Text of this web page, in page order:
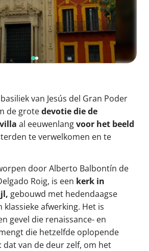
van Jesús del Gran Poder
de grotedevotie die de
al eeuwenlangvoor het beeld
te verwelkomen en te
door Alberto Balbontín de
Roig, is een kerk in
gebouwd met hedendaagse
klassieke afwerking. Het is
gevel die renaissance- en
die hetzelfde oplopende
dat van de deur zelf, om het